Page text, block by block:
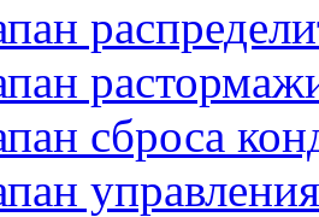
сброса
управления